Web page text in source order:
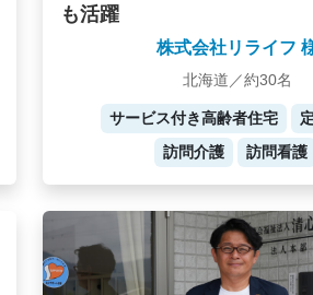
も活躍
株式会社リライフ
北海道／約30名
サービス付き高齢者住宅
訪問介護
訪問看護